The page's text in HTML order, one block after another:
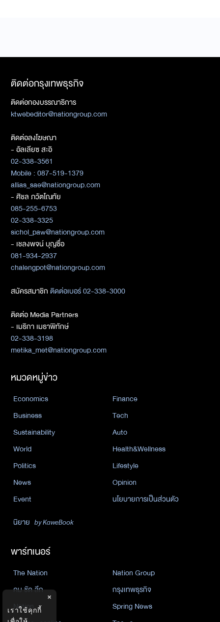
ติดต่อกรุงเทพธุรกิจ
ติดต่อกองบรรณาธิการ
ktwebeditor@nationgroup.com
ติดต่อลงโฆษณา
- อัลเลียซ สะอิ
02-338-3561
Mobile : 087-519-1379
allias_sae@nationgroup.com
- ศิชล ภวัตโณทัย
085-255-6753
02-338-3325
sichol_paw@nationgroup.com
- เชลงพจน์ บุญซื่อ
081-934-2937
chalengpot@nationgroup.com
สมัครสมาชิกติดต่อเบอร์ 02-338-3000
ติดต่อ Media Partners
- เมธิกา เมธาพิทักษ์
02-338-3198
metika_met@nationgroup.com
หมวดหมู่ข่าว
Economics
Finance
Business
Tech
Sustainability
Auto
World
Health&Wellness
Politics
Lifestyle
News
Opinion
Event
นโยบายการเป็นส่วนตัว
นิยาย by KaweBook
พาร์ทเนอร์
The Nation
Nation Group
คม ชัด ลึก
กรุงเทพธุรกิจ
Nation
Spring News
×
เราใช้คุกกี้